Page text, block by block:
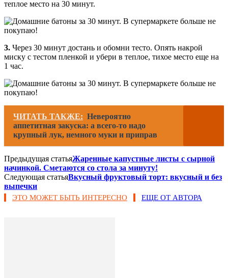
теплое место на 30 минут.
3. Через 30 минут достань и обомни тесто. Опять накрой
миску с тестом пленкой и убери в теплое, тихое место еще на
1 час.
ЧИТАТЬ ТАКЖЕ: Невероятно
аппетитная закуска: а всего-то надо
крупный лук, немного муки и приправ
Предыдущая статьяЖаренные капустные листы с сырной
начинкой. Сметаются со стола за минуту!
Следующая статьяВкусный фруктовый торт: вкусный и без
выпечки
ЭТО МОЖЕТ БЫТЬ ИНТЕРЕСНО ЕЩЕ ОТ АВТОРА